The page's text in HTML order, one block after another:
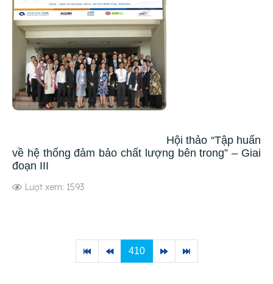
Hội thảo “Tập huấn
về hệ thống đảm bảo chất lượng bên trong” – Giai
đoạn III
Lượt xem: 1593
410